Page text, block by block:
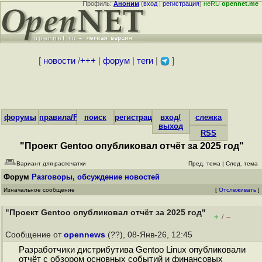
Профиль:Аноним(вход|регистрация)неRUopennet.me
[ новости/+++ форум| теги| ]
форумы правила/FAQпоиск регистрациявход/
выход
слежка
RSS
"Проект Gentoo опубликовал отчёт за 2025 год"
Вариант для распечатки Пред. тема | След. тема
Форум Разговоры, обсуждение новостей
Изначальное сообщение [ Отслеживать ]
"Проект Gentoo опубликовал отчёт за 2025 год" + / –
Сообщение от opennews (??), 08-Янв-26, 12:45
Разработчики дистрибутива Gentoo Linux опубликовали
отчёт с обзором основных событий и финансовых